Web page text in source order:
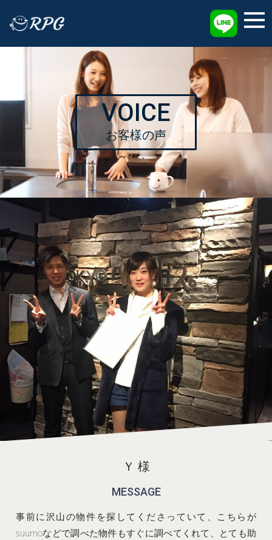
VOICE
お客様の声
Ｙ 様
MESSAGE
事前に沢山の物件を探してくださっていて、こちらが
suumoなどで調べた物件もすぐに調べてくれて、とても助